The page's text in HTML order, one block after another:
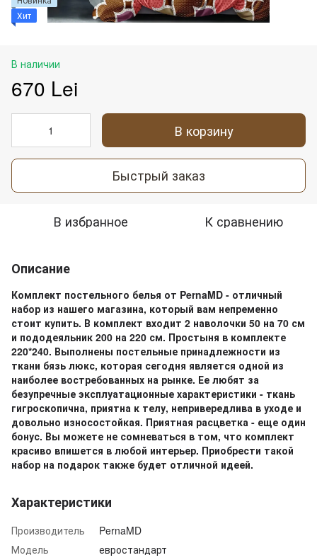
Хит
В наличии
670 Lei
В корзину
Быстрый заказ
В избранное К сравнению
Описание
Комплект постельного белья от PernaMD - отличный
набор из нашего магазина, который вам непременно
стоит купить. В комплект входит 2 наволочки 50 на 70 см
и пододеяльник 200 на 220 см. Простыня в комплекте
220*240. Выполнены постельные принадлежности из
ткани бязь люкс, которая сегодня является одной из
наиболее востребованных на рынке. Ее любят за
безупречные эксплуатационные характеристики - ткань
гигроскопична, приятна к телу, непривередлива в уходе и
довольно износостойкая. Приятная расцветка - еще один
бонус. Вы можете не сомневаться в том, что комплект
красиво впишется в любой интерьер. Приобрести такой
набор на подарок также будет отличной идеей.
Характеристики
Производитель
PernaMD
Модель
евростандарт